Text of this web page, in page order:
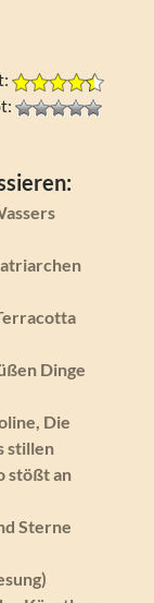
Dinge
Die
stillen
stößt an
Sterne